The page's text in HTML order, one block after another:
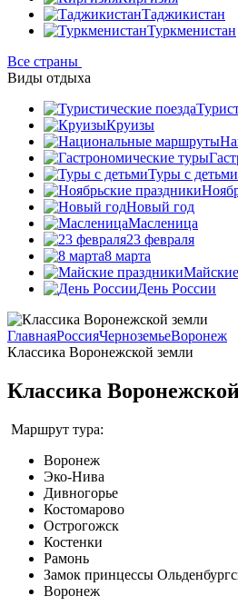
Таджикистан
Туркменистан
Все страны
Виды отдыха
Круизы
Туры с детьми
Новый год
Масленица
23 февраля
8 марта
День России
ГлавнаяРоссияЧерноземьеВоронеж
Классика Воронежской земли
Классика
Маршрут тура:
Воронеж
Эко-Нива
Дивногорье
Костомарово
Острогожск
Костенки
Рамонь
Замок принцессы
Воронеж